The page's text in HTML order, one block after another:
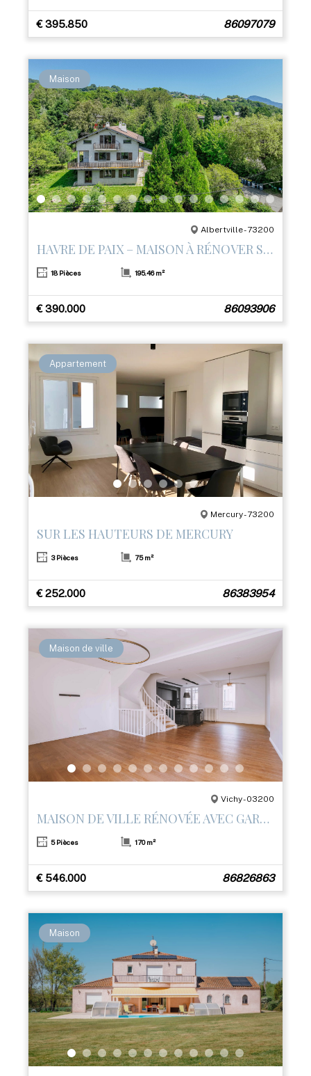
€ 395.850 86097079
Maison
Albertville - 73200
HAVRE DE PAIX – MAISON À RÉNOVER SUR LES HAUTEURS D’ALBERTVILLE
18 Pièces 195.46 m²
€ 390.000 86093906
Appartement
Mercury - 73200
SUR LES HAUTEURS DE MERCURY
3 Pièces 75 m²
€ 252.000 86383954
Maison de ville
Vichy - 03200
MAISON DE VILLE RÉNOVÉE AVEC GARAGE ET 3 TERRASSES – CENTRE DE VICHY
5 Pièces 170 m²
€ 546.000 86826863
Maison